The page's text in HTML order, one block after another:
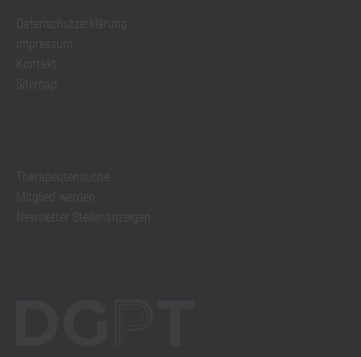
Datenschutzerklärung
Impressum
Kontakt
Sitemap
Therapeutensuche
Mitglied werden
Newsletter Stellenanzeigen